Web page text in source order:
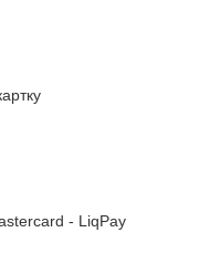
- LiqPay